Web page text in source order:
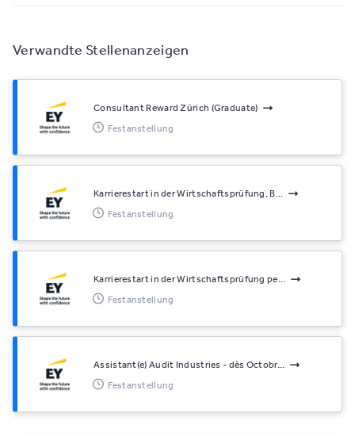
Verwandte Stellenanzeigen
Consultant Reward Zürich (Graduate)
Festanstellung
Karrierestart in der Wirtschaftsprüfung, B...
Festanstellung
Karrierestart in der Wirtschaftsprüfung pe...
Festanstellung
Assistant(e) Audit Industries - dès Octobr...
Festanstellung